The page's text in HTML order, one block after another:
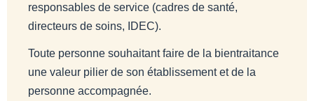
responsables de service (cadres de santé,
directeurs de soins, IDEC).
Toute personne souhaitant faire de la bientraitance
une valeur pilier de son établissement et de la
personne accompagnée.